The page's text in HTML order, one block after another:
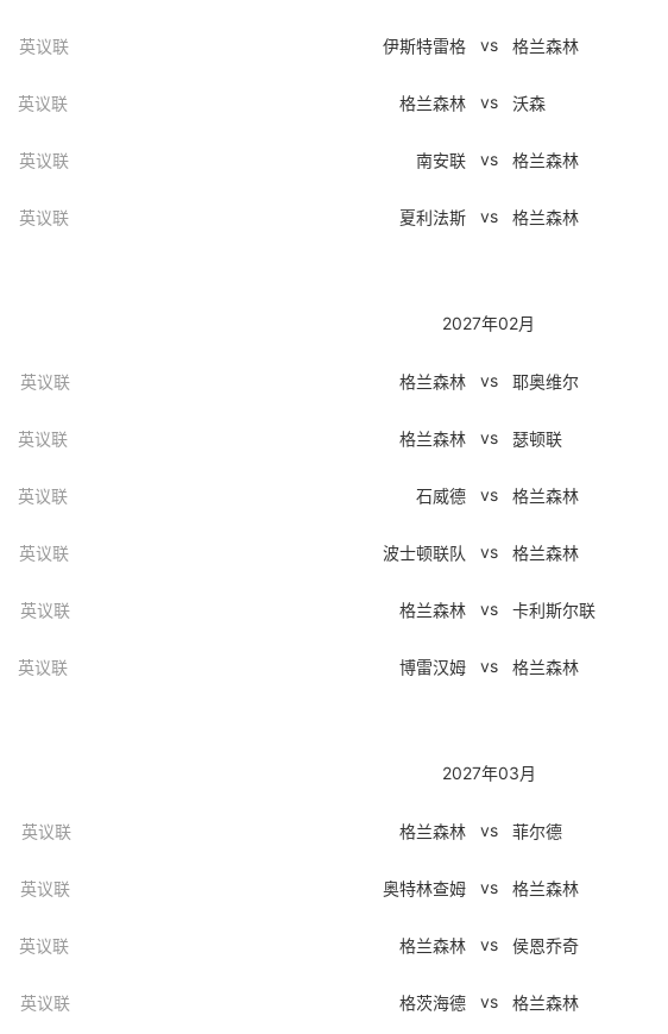
英议联 伊斯特雷格 vs 格兰森林
英议联 格兰森林 vs 沃森
英议联 南安联 vs 格兰森林
英议联 夏利法斯 vs 格兰森林
2027年02月
英议联 格兰森林 vs 耶奥维尔
英议联 格兰森林 vs 瑟顿联
英议联 石威德 vs 格兰森林
英议联 波士顿联队 vs 格兰森林
英议联 格兰森林 vs 卡利斯尔联
英议联 博雷汉姆 vs 格兰森林
2027年03月
英议联 格兰森林 vs 菲尔德
英议联 奥特林查姆 vs 格兰森林
英议联 格兰森林 vs 侯恩乔奇
英议联 格茨海德 vs 格兰森林